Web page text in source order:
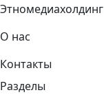
Этномедиахолдинг
О нас
Контакты
Разделы